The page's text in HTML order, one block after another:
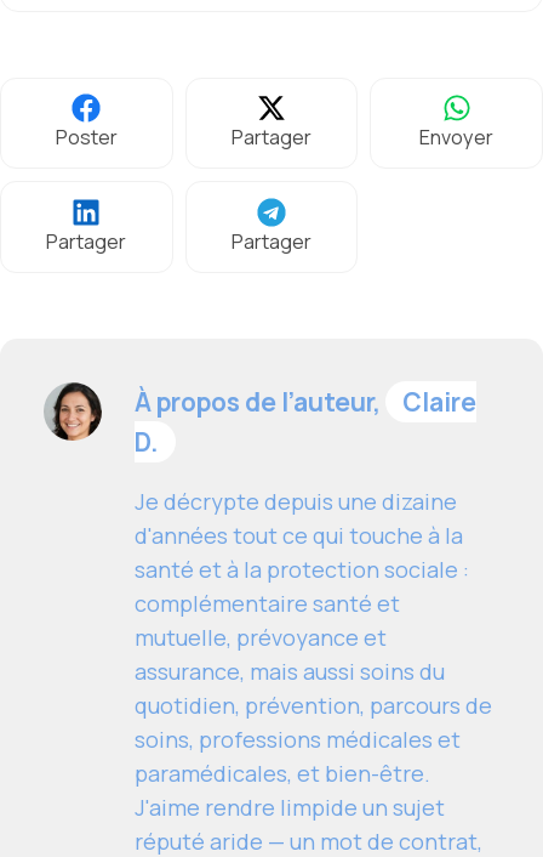
Poster Partager Envoyer
Partager Partager
À propos de l’auteur,
Claire
D.
Je décrypte depuis une dizaine
d'années tout ce qui touche à la
santé et à la protection sociale :
complémentaire santé et
mutuelle, prévoyance et
assurance, mais aussi soins du
quotidien, prévention, parcours de
soins, professions médicales et
paramédicales, et bien-être.
J'aime rendre limpide un sujet
réputé aride — un mot de contrat,